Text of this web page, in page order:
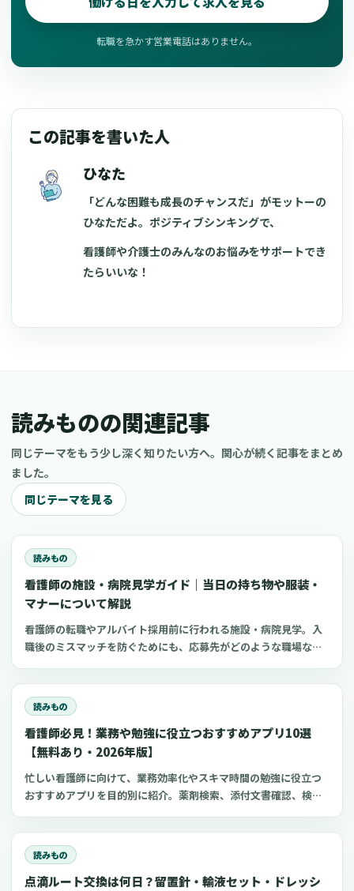
転職を急かす営業電話はありません。
この記事を書いた人
ひなた
「どんな困難も成長のチャンスだ」がモットーの
ひなただよ。ポジティブシンキングで、
看護師や介護士のみんなのお悩みをサポートでき
たらいいな！
読みものの関連記事
同じテーマをもう少し深く知りたい方へ。関心が続く記事をまとめ
ました。
同じテーマを見る
読みもの
看護師の施設・病院見学ガイド｜当日の持ち物や服装・
マナーについて解説
看護師の転職やアルバイト採用前に行われる施設・病院見学。入
職後のミスマッチを防ぐためにも、応募先がどのような職場なの
どのような準備をしたらよいのかわからないという看護師も少な
くありません。 今回は、看護師の施設・病院見学に向けて知って
おきたい持ち物や服装・マナーなどについてご紹介します。
読みもの
看護師必見！業務や勉強に役立つおすすめアプリ10選
【無料あり・2026年版】
忙しい看護師に向けて、業務効率化やスキマ時間の勉強に役立つ
おすすめアプリを目的別に紹介。薬剤検索、添付文書確認、検査
心電図学習、シフト管理など、現場や復職準備で使いやすいアプ
リをまとめました。
読みもの
点滴ルート交換は何日？留置針・輸液セット・ドレッシ